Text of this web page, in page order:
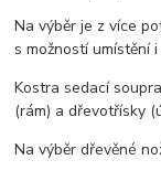
Na výběr je z více
s možností umístění
Kostra sedací
(rám) a dřevotřísky
Na výběr dřevěné